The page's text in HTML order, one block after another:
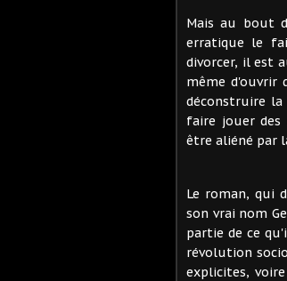
Mais au bout
erratique le
divorcer, il est
même d'ouvrir
déconstruire la
faire jouer des
être aliéné par
Le roman, qui
son vrai nom
partie de ce
révolution
explicites,